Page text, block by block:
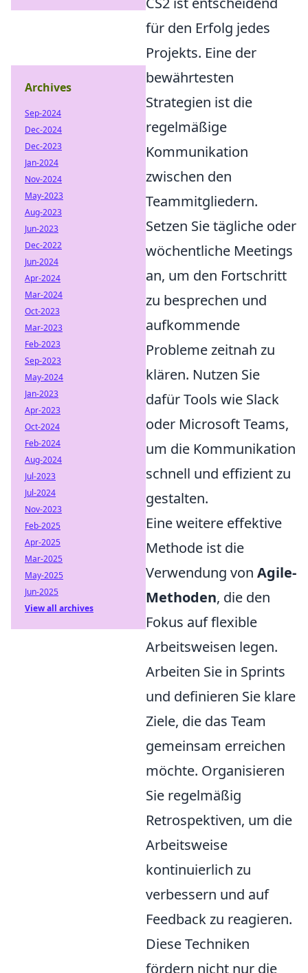
für den Erfolg jedes
Projekts. Eine der
bewährtesten
Strategien ist die
regelmäßige
Kommunikation
zwischen den
Teammitgliedern.
Setzen Sie tägliche oder
wöchentliche Meetings
an, um den Fortschritt
zu besprechen und
aufkommende
Probleme zeitnah zu
klären. Nutzen Sie
dafür Tools wie Slack
oder Microsoft Teams,
um die Kommunikation
schnell und effizient zu
gestalten.
Eine weitere effektive
Methode ist die
Verwendung von Agile-
Methoden, die den
Fokus auf flexible
Arbeitsweisen legen.
Arbeiten Sie in Sprints
und definieren Sie klare
Ziele, die das Team
gemeinsam erreichen
möchte. Organisieren
Sie regelmäßig
Retrospektiven, um die
Arbeitsweise
kontinuierlich zu
verbessern und auf
Feedback zu reagieren.
Diese Techniken
fördern nicht nur die
Archives
Sep-2024
Dec-2024
Dec-2023
Jan-2024
Nov-2024
May-2023
Aug-2023
Jun-2023
Dec-2022
Jun-2024
Apr-2024
Mar-2024
Oct-2023
Mar-2023
Feb-2023
Sep-2023
May-2024
Jan-2023
Apr-2023
Oct-2024
Feb-2024
Aug-2024
Jul-2023
Jul-2024
Nov-2023
Feb-2025
Apr-2025
Mar-2025
May-2025
Jun-2025
View all archives